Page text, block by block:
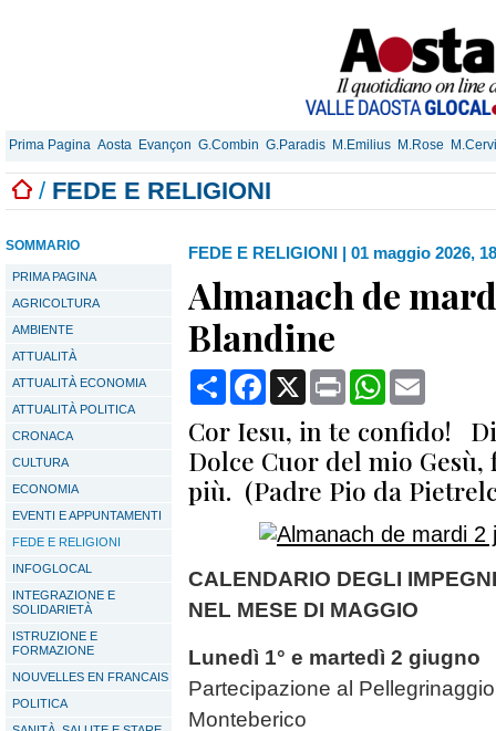
Prima Pagina Aosta Evançon G.Combin G.Paradis M.Emilius M.Rose
/ FEDE E RELIGIONI
SOMMARIO
PRIMA PAGINA
AGRICOLTURA
AMBIENTE
ATTUALITÀ
ATTUALITÀ ECONOMIA
ATTUALITÀ POLITICA
CRONACA
CULTURA
ECONOMIA
EVENTI E APPUNTAMENTI
FEDE E RELIGIONI
INFOGLOCAL
INTEGRAZIONE E
SOLIDARIETÀ
ISTRUZIONE E
FORMAZIONE
NOUVELLES EN FRANCAIS
POLITICA
FEDE E RELIGIONI | 01 maggio 2026,
Almanach de
Blandine
CondividiFacebook
X Print WhatsApp
Cor Iesu, in te confido!
Dolce Cuor del mio
più. (Padre Pio da
CALENDARIO DEGLI
NEL MESE DI MAGGIO
Lunedì 1° e martedì 2 giugno
Partecipazione al
Monteberico